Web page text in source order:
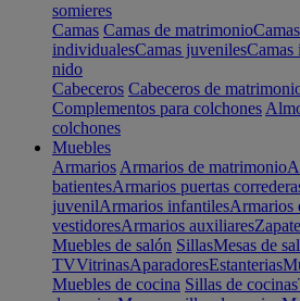
somieres
Camas Camas de matrimonio
individualesCamas juvenilesCamas
nido
Cabeceros Cabeceros de
Complementos para colchones
colchones
Muebles
Armarios Armarios de matrimonio
batientesArmarios puertas
juvenilArmarios infantilesArmarios
vestidoresArmarios auxiliares
Muebles de salón SillasMesas de
TVVitrinasAparadoresEstanterias
Muebles de cocina Sillas de cocinas